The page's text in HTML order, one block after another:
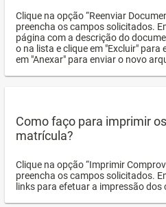
Clique na opção “Reenviar
preencha os campos solicitados.
página com a descrição do
o na lista e clique em "Excluir" para
em "Anexar" para enviar o novo
Como faço para imprimir
matrícula?
Clique na opção “Imprimir
preencha os campos solicitados.
links para efetuar a impressão